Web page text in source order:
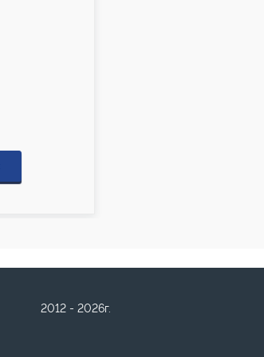
2012 - 2026г.